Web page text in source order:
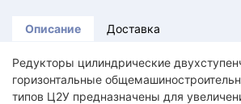
Описание Доставка
Редукторы цилиндрические
горизонтальные
типов Ц2У предназначены для